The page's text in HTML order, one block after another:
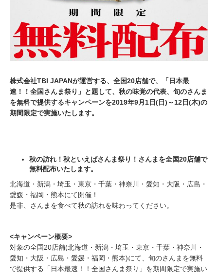
株式会社TBI JAPANが運営する、全国20店舗で、「日本最
速！！全国さんま祭り」と題して、秋の味覚の代表、旬のさんま
を無料で提供するキャンペーンを2019年9月1日(日)～12日(木)の
期間限定で実施いたします。
秋の訪れ！秋といえばさんま祭り！さんまを全国20店舗で
無料配布いたします。
北海道・新潟・埼玉・東京・千葉・神奈川・愛知・大阪・広島・
愛媛・福岡・熊本にて開催！
是非、さんまを食べて秋の訪れを味わってください。
<キャンペーン概要>
対象の全国20店舗(北海道・新潟・埼玉・東京・千葉・神奈川・
愛知・大阪・広島・愛媛・福岡・熊本)にて、旬のさんまを無料
で提供する「日本最速！！全国さんま祭り」を期間限定で実施い